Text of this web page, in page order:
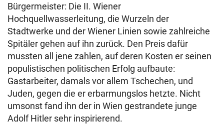
Bürgermeister: Die II. Wiener
Hochquellwasserleitung, die Wurzeln der
Stadtwerke und der Wiener Linien sowie zahlreiche
Spitäler gehen auf ihn zurück. Den Preis dafür
mussten all jene zahlen, auf deren Kosten er seinen
populistischen politischen Erfolg aufbaute:
Gastarbeiter, damals vor allem Tschechen, und
Juden, gegen die er erbarmungslos hetzte. Nicht
umsonst fand ihn der in Wien gestrandete junge
Adolf Hitler sehr inspirierend.